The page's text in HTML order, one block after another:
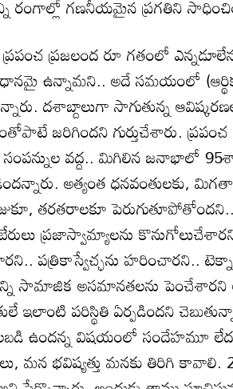
రంగాల్లో గణనీయమైన ప్రగతిని
ప్రజలంద రూ గతంలో
ఉన్నామని.. అదే సమయంలో
దశాబ్దాలుగా సాగుతున్న
జరిగిందని గుర్తుచేశారు.
సంపన్నుల వద్ద.. మిగిలిన జనాభాలో
అత్యంత ధనవంతులకు,
తరతరాలకూ
ప్రజాస్వామ్యాలను
పత్రికాస్వేచ్ఛను హరించారని..
సామాజిక అసమానతలను పెంచేశారని
ఇలాంటి పరిస్థితి ఏర్పడిందని
ఉందన్న విషయంలో సందేహమూ
మన భవిష్యత్తు మనకు తిరిగి